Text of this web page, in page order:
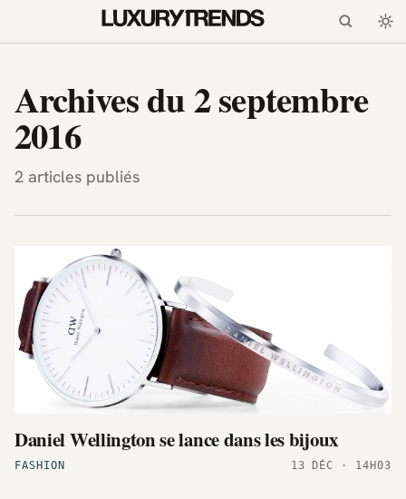
LuxuryTrends.fr —
Archives du 2 septembre
2016
2 articles publiés
FASHION
Daniel Wellington se lance dans les bijoux
13 DÉC · 14H03